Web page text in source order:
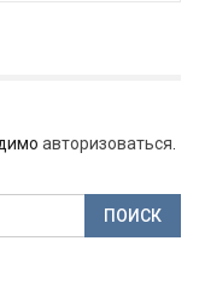
авторизоваться